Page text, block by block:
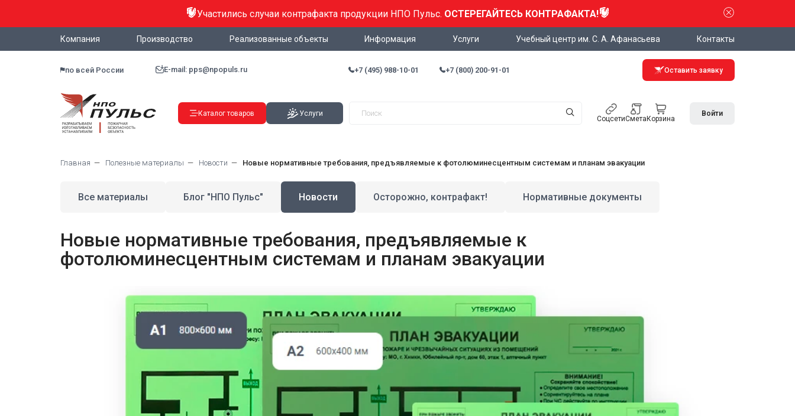
Участились случаи контрафакта продукции НПО Пульс. ОСТЕРЕГАЙТЕСЬ КОНТРАФАКТА!
Компания Производство Реализованные объекты Информация Услуги Учебный центр им. С. А. Афанасьева Контакты
по всей России E-mail: pps@npopuls.ru +7 (495) 988-10-01 +7 (800) 200-91-01 Оставить заявку
Каталог товаров Услуги
СоцсетиСмета Корзина
Войти
Главная Полезные материалы Новости Новые нормативные требования, предъявляемые к фотолюминесцентным системам и планам эвакуации
Все материалы Блог "НПО Пульс" Новости Осторожно, контрафакт! Нормативные документы
Новые нормативные требования, предъявляемые к
фотолюминесцентным системам и планам эвакуации